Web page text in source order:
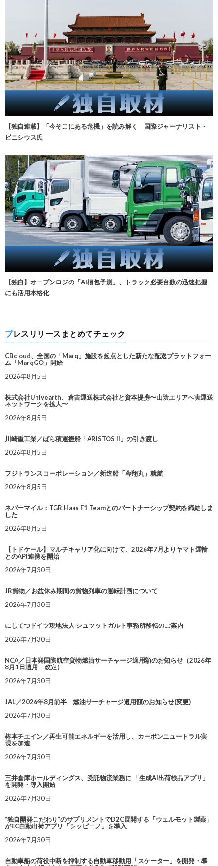
【独自連載】「今そこにある危機」を読み解く 国際ジャーナリスト・
ビニシウス氏
【独自】オープンロジの「AI梱包予測」、トラック必要台数の迅速把握
にも活用本格化
プレスリリースまとめてチェック
CBcloud、全国の「Marq」施設を起点とした新たな配送プラットフォー
ム「MarqGO」開始
2026年8月5日
株式会社Univearth、倉吉運送株式会社と資本提携〜山陰エリアへ実運送
ネットワークを拡大〜
2026年8月5日
川崎重工業／ばら積運搬船「ARISTOS II」の引き渡し
2026年8月5日
フジトランスコーポレーション／新造船「蓉翔丸」就航
2026年8月5日
ネバーマイル：TGR Haas F1 Teamとのパートナーシップ契約を締結しま
した
2026年8月5日
【トドケール】マルチキャリア化に向けて、2026年7月よりヤマト運輸
とのAPI連携を開始
2026年7月30日
JR貨物／お盆休み期間の貨物列車の運転計画について
2026年7月30日
にしてつドイツ現地法人 シュツットガルト事務所移転のご案内
2026年7月30日
NCA／日本発国際航空貨物燃油サーチャージ適用額のお知らせ（2026年
8月1日適用 改定）
2026年7月30日
JAL／2026年8月前半 燃油サーチャージ適用額のお知らせ(変更)
2026年7月30日
椿本チエイン／再生可能エネルギーを活用し、カーボンニュートラル実
現を加速
2026年7月30日
三井倉庫ホールディングス、受託物流業務に 「生成AI出荷検品アプリ」
を開発・導入開始
2026年7月30日
“独自開発こだわり”のサプリメントでD2C展開する「ウェルモット製薬」
がEC自動出荷アプリ「シッピーノ」を導入
2026年7月30日
自動車船の荷役中断を抑制する自動車移動用「スケーター」を開発・導